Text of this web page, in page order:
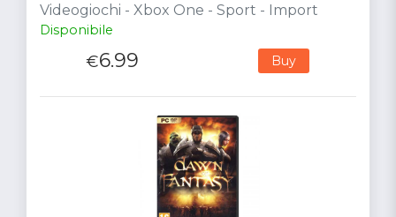
Videogiochi - Xbox One - Sport - Import
Disponibile
€6.99 Buy